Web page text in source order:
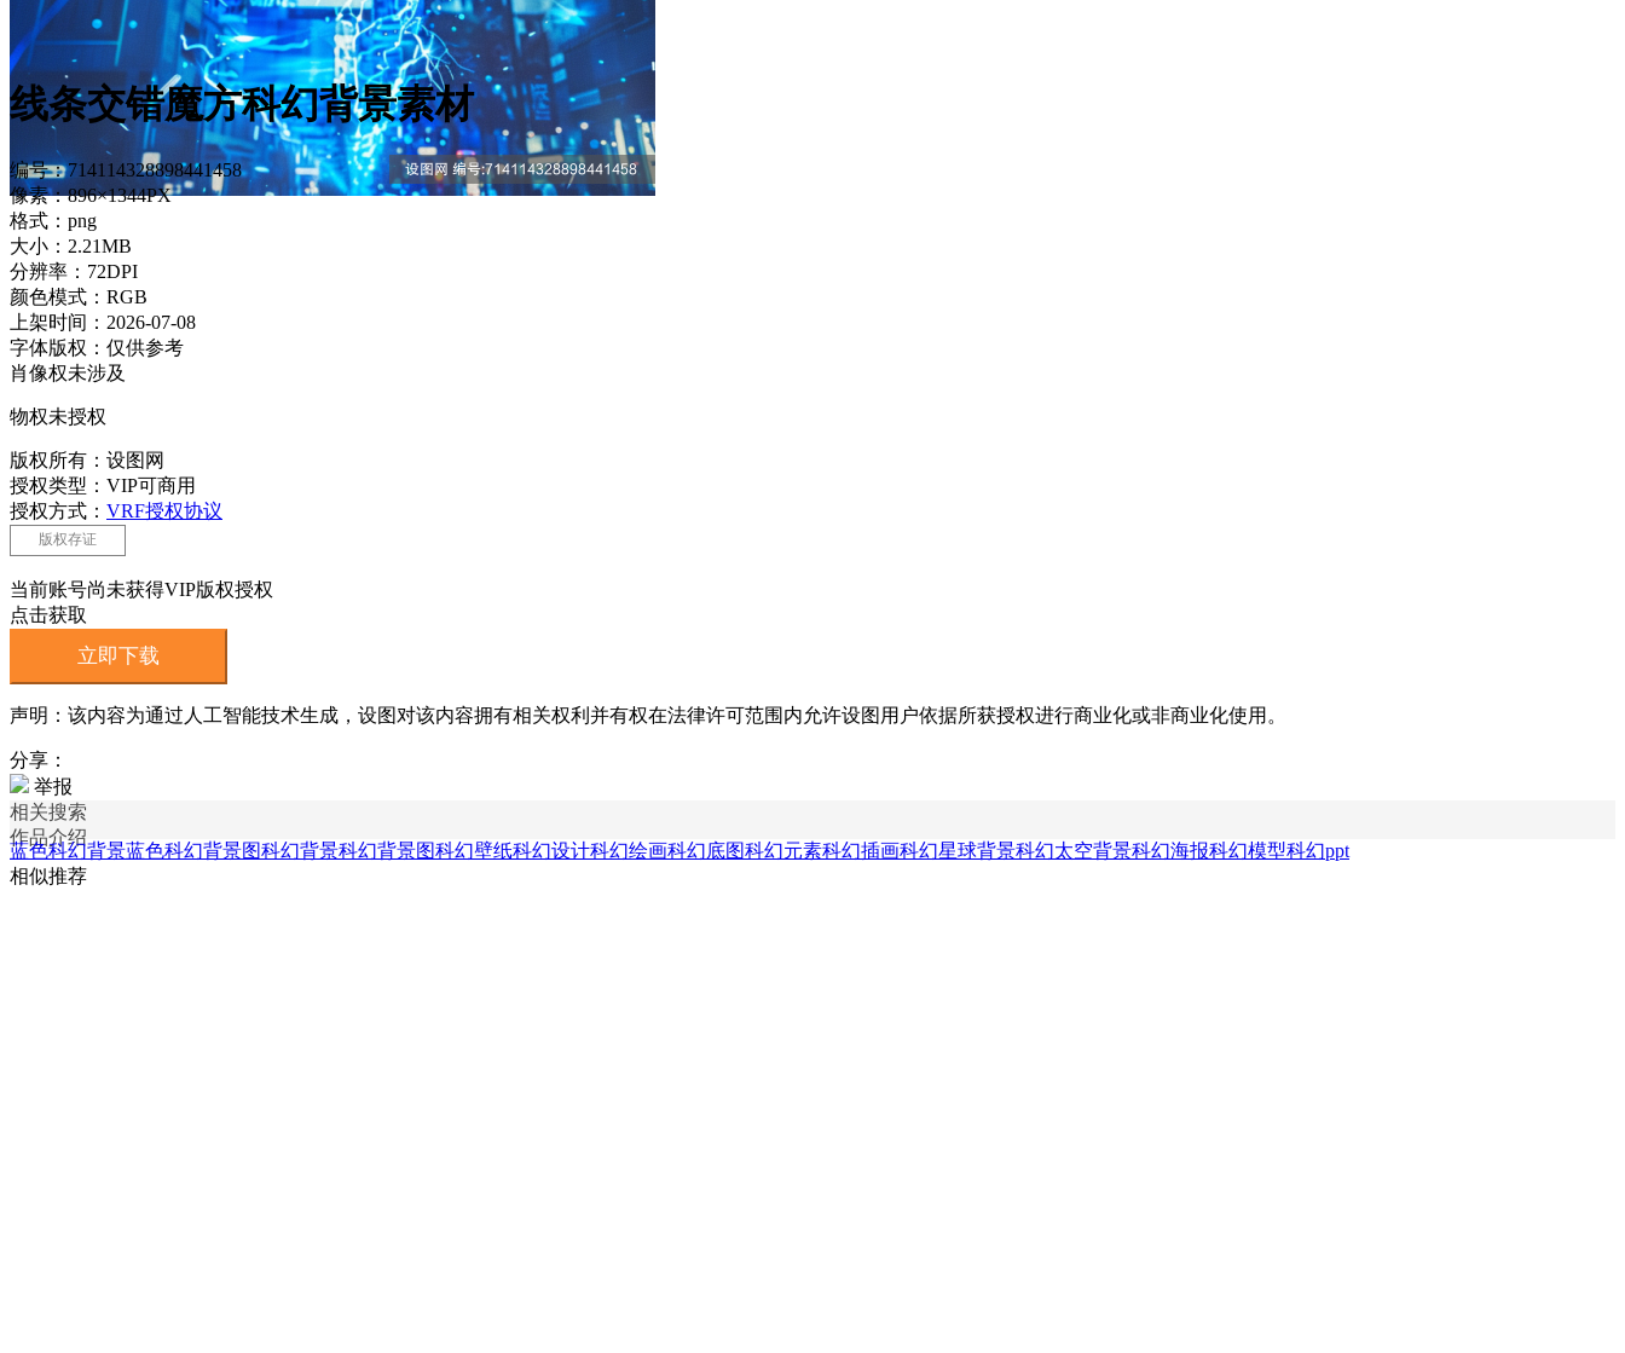
线条交错魔方科幻背景素材
编号：714114328898441458
像素：896×1344PX
格式：png
大小：2.21MB
分辨率：72DPI
颜色模式：RGB
上架时间：2026-07-08
字体版权：仅供参考
肖像权未涉及
物权未授权
版权所有：设图网
授权类型：VIP可商用
授权方式： VRF授权协议
版权存证
当前账号尚未获得VIP版权授权
点击获取
立即下载
声明：该内容为通过人工智能技术生成，设图对该内容拥有相关权利并有权在法律许可范围内允许设图用户依据所获授权进行商业化或非商业化使用。
分享：
举报
相关搜索
作品介绍
蓝色科幻背景蓝色科幻背景图科幻背景科幻背景图科幻壁纸科幻设计科幻绘画科幻底图科幻元素科幻插画科幻星球背景科幻太空背景科幻海报科幻模型科幻ppt
相似推荐